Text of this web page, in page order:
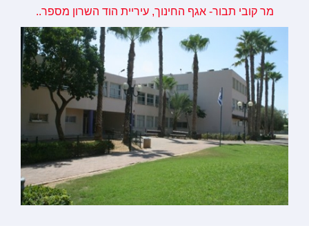
מר קובי תבור- אגף החינוך, עיריית הוד השרון מספר..